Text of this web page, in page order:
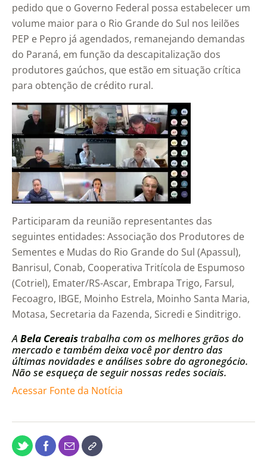
pedido que o Governo Federal possa estabelecer um
volume maior para o Rio Grande do Sul nos leilões
PEP e Pepro já agendados, remanejando demandas
do Paraná, em função da descapitalização dos
produtores gaúchos, que estão em situação crítica
para obtenção de crédito rural.
Participaram da reunião representantes das
seguintes entidades: Associação dos Produtores de
Sementes e Mudas do Rio Grande do Sul (Apassul),
Banrisul, Conab, Cooperativa Tritícola de Espumoso
(Cotriel), Emater/RS-Ascar, Embrapa Trigo, Farsul,
Fecoagro, IBGE, Moinho Estrela, Moinho Santa Maria,
Motasa, Secretaria da Fazenda, Sicredi e Sinditrigo.
A Bela Cereais trabalha com os melhores grãos do
mercado e também deixa você por dentro das
últimas novidades e análises sobre do agronegócio.
Não se esqueça de seguir nossas redes sociais.
Acessar Fonte da Notícia